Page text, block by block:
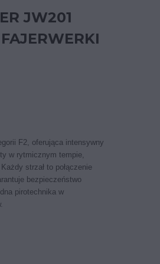
JW201
F2, oferująca intensywny
w rytmicznym tempie,
strzał to połączenie
bezpieczeństwo
pirotechnika w